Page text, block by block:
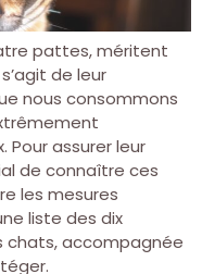
pattes, méritent
de leur
nous consommons
Pour assurer leur
de connaître ces
les mesures
liste des dix
chats, accompagnée